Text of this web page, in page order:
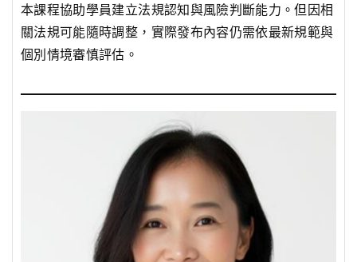
本課程協助學員建立法規認知與風險判斷能力。但因相
關法規可能隨時調整，實際發布內容仍需依最新規範與
個別情境審慎評估。